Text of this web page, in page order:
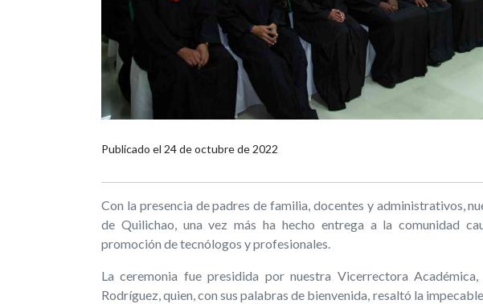
Publicado el 24 de octubre de 2022
Con la presencia de padres de familia, docentes y administrativos,
de Quilichao, una vez más ha hecho entrega a la comunidad
promoción de tecnólogos y profesionales.
La ceremonia fue presidida por nuestra Vicerrectora
Rodríguez, quien, con sus palabras de bienvenida, resaltó la